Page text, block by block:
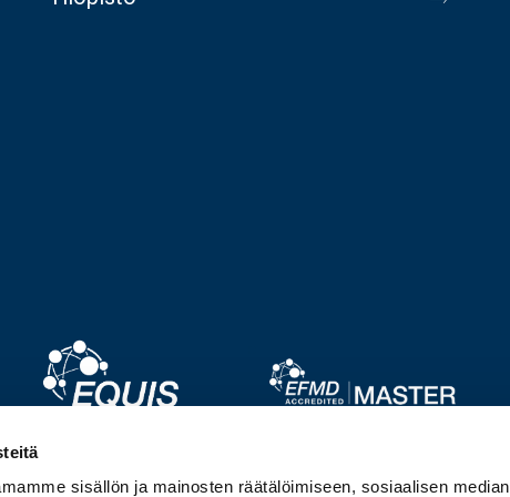
sisällön ja mainosten räätälöimiseen, sosiaalisen median
Image
Image